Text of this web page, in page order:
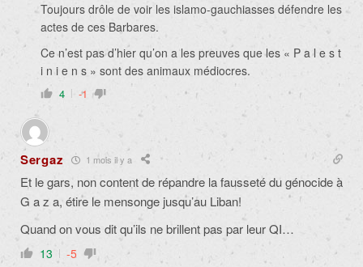
Toujours drôle de voir les islamo-gauchiasses défendre les
actes de ces Barbares.
Ce n’est pas d’hier qu’on a les preuves que les « P a l e s t
i n i e n s » sont des animaux médiocres.
4 -1
Sergaz 1 mois il y a
Et le gars, non content de répandre la fausseté du génocide à
G a z a, étire le mensonge jusqu’au Liban!
Quand on vous dit qu’ils ne brillent pas par leur QI…
13 -5